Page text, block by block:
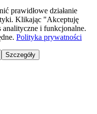
prawidłowe działanie
Klikając "Akceptuję
analityczne i funkcjonalne.
Polityka prywatności
Szczegóły